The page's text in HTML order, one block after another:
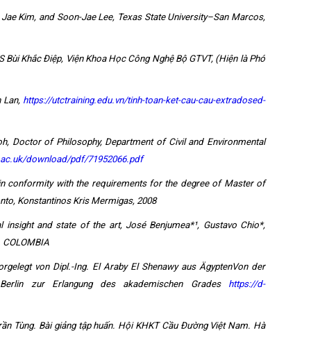
Kim, and Soon-Jae Lee, Texas State University–San Marcos,
Khắc Điệp, Viện Khoa Học Công Nghệ Bộ GTVT, (Hiện là Phó
Lan, https://utctraining.edu.vn/tinh-toan-ket-cau-cau-extradosed-
Doctor of Philosophy, Department of Civil and Environmental
download/pdf/71952066.pdf
conformity with the requirements for the degree of Master of
Konstantinos Kris Mermigas, 2008
and state of the art, José Benjumea*¹, Gustavo Chio*,
von Dipl.-Ing. El Araby El Shenawy aus ÄgyptenVon der
zur Erlangung des akademischen Grades https://d-
Tùng. Bài giảng tập huấn. Hội KHKT Cầu Đường Việt Nam. Hà